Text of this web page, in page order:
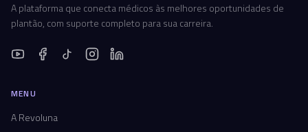
A plataforma que conecta médicos às melhores oportunidades de
plantão, com suporte completo para sua carreira.
MENU
A Revoluna